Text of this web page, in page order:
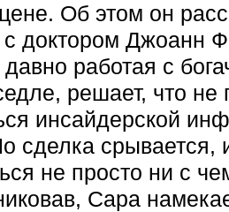
Об этом он
с доктором Джоанн
работая с
решает, что не
инсайдерской
сделка срывается,
не просто ни с
Сара